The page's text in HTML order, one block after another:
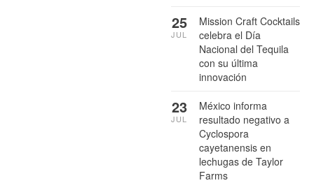
Mission Craft Cocktails
celebra el Día
Nacional del Tequila
con su última
innovación
25
JUL
México informa
resultado negativo a
Cyclospora
cayetanensis en
lechugas de Taylor
Farms
23
JUL